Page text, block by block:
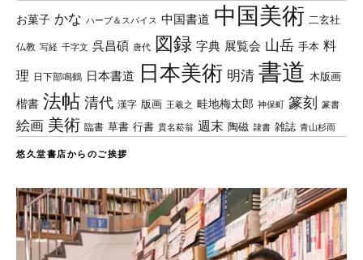
お菓子 かな ハーブ＆スパイス 中国書道 中国美術 二玄社
仏教 写経 千字文 呉昌碩 唐代 図録 字典 展覧会 山岳 手本 料
理 日下部鳴鶴 日本書道 日本美術 明清 書道 木版画
楷書 法帖 清代 漢字 版画 王羲之 畦地梅太郎 神保町 篆刻 篆書
絵画 美術 臨書 草書 行書 貫名菘翁 週末 陶磁 隷書 雑誌 青山杉雨
悠久堂書店からのご挨拶